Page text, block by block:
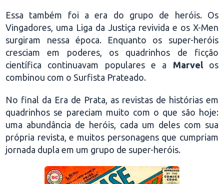
Essa também foi a era do grupo de heróis. Os
Vingadores, uma Liga da Justiça revivida e os X-Men
surgiram nessa época. Enquanto os super-heróis
cresciam em poderes, os quadrinhos de ficção
científica continuavam populares e a Marvelos
combinou com o Surfista Prateado.
No final da Era de Prata, as revistas de histórias em
quadrinhos se pareciam muito com o que são hoje:
uma abundância de heróis, cada um deles com sua
própria revista, e muitos personagens que cumpriam
jornada dupla em um grupo de super-heróis.